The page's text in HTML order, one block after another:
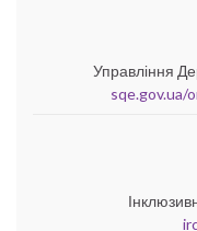
Управління
sqe.gov.ua/